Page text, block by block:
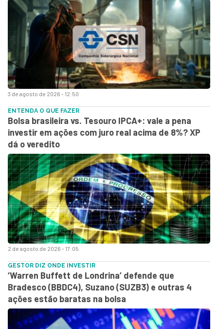
3 de agosto de 2026 - 12:50
2 de agosto de 2026 - 17:05
ENTENDA O QUE FAZER
Bolsa brasileira vs. Tesouro IPCA+: vale a pena
investir em ações com juro real acima de 8%? XP
dá o veredito
GESTOR DIZ ONDE INVESTIR
‘Warren Buffett de Londrina’ defende que
Bradesco (BBDC4), Suzano (SUZB3) e outras 4
ações estão baratas na bolsa